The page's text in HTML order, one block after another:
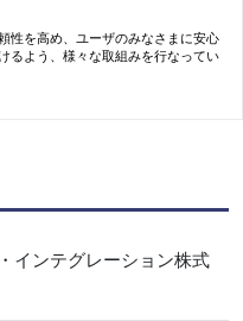
性を高め、ユーザのみなさまに安心
るよう、様々な取組みを行なってい
インテグレーション株式